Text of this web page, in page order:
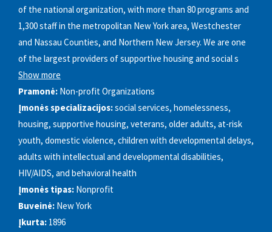
of the national organization, with more than 80 programs and
1,300 staff in the metropolitan New York area, Westchester
and Nassau Counties, and Northern New Jersey. We are one
of the largest providers of supportive housing and social s
Show more
Pramonė: Non-profit Organizations
Įmonės specializacijos:social services, homelessness,
housing, supportive housing, veterans, older adults, at-risk
youth, domestic violence, children with developmental delays,
adults with intellectual and developmental disabilities,
HIV/AIDS, and behavioral health
Įmonės tipas: Nonprofit
Buveinė: New York
Įkurta: 1896